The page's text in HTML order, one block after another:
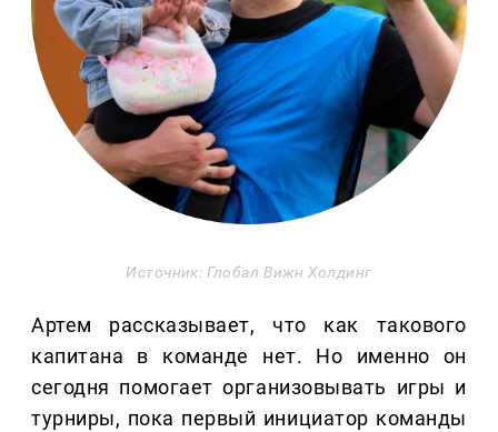
Источник: Глобал Вижн Холдинг
Артем рассказывает, что как такового
капитана в команде нет. Но именно он
сегодня помогает организовывать игры и
турниры, пока первый инициатор команды